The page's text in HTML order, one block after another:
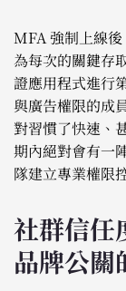
MFA 強制上線
為每次的關鍵存
證應用程式進行
與廣告權限的成
對習慣了快速、
期內絕對會有一
隊建立專業權限
社群信任
品牌公關